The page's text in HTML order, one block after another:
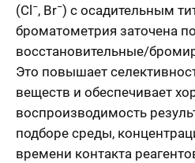
(Cl −, Br−) с осадительным
броматометрия заточена
восстановительные/
Это повышает
веществ и обеспечивает
воспроизводимость
подборе среды,
времени контакта